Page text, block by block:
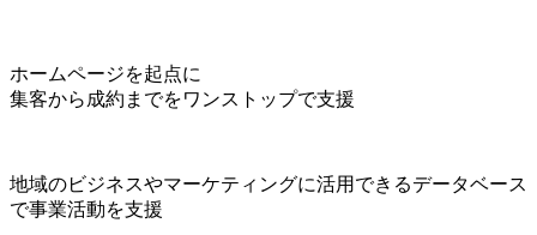
ホームページを起点に
集客から成約までをワンストップで支援
地域のビジネスやマーケティングに活用できるデータベース
で事業活動を支援